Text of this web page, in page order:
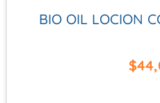
BIO OIL LOCION
$